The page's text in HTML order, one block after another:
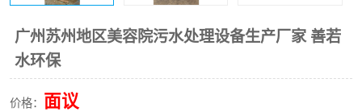
广州苏州地区美容院污水处理设备生产厂家 善若
水环保
价格： 面议